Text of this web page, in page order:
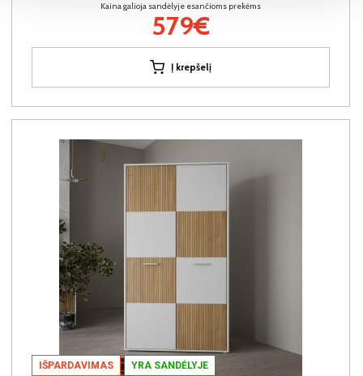
Kaina galioja sandėlyje esančioms prekėms
579€
Į krepšelį
IŠPARDAVIMAS YRA SANDĖLYJE